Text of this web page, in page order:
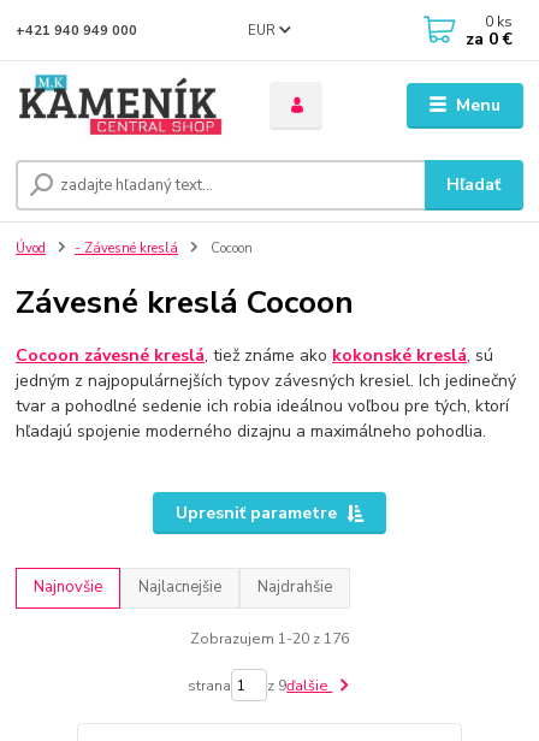
Menu
EUR
Hľadať
+421 940 949 000 0 ks
za 0 €
Úvod - Závesné kreslá Cocoon
Závesné kreslá Cocoon
Cocoon závesné kreslá, tiež známe ako kokonské kreslá, sú
jedným z najpopulárnejších typov závesných kresiel. Ich jedinečný
tvar a pohodlné sedenie ich robia ideálnou voľbou pre tých, ktorí
hľadajú spojenie moderného dizajnu a maximálneho pohodlia.
Upresniť parametre
Najnovšie Najlacnejšie Najdrahšie
Zobrazujem 1-20 z 176
strana z 9ďalšie